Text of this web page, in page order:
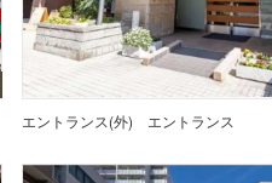
エントランス(外) エントランス